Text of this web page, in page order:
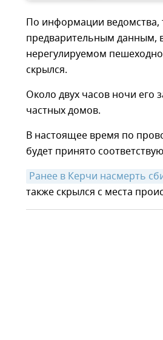
По информации ведомства,
предварительным данным,
нерегулируемом
скрылся.
Около двух часов ночи его
частных домов.
В настоящее время по
будет принято
Ранее в Керчи насмерть
также скрылся с места